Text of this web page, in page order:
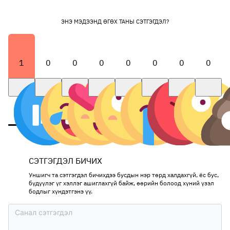
ЭНЭ МЭДЭЭНД ӨГӨХ ТАНЫ СЭТГЭГДЭЛ?
1 0 0 0 0 0 0 0
СЭТГЭГДЭЛ БИЧИХ
Уншигч та сэтгэгдэл бичихдээ бусдын нэр төрд халдахгүй, ёс бус,
бүдүүлэг үг хэллэг ашиглахгүй байж, өөрийн болоод хүний үзэл
бодлыг хүндэтгэнэ үү.